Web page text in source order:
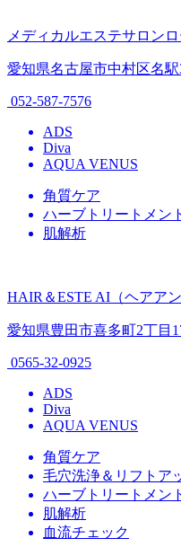
メディカルエステサロン
愛知県名古屋市中村区名
052-587-7576
ADS
Diva
AQUA VENUS
角質ケア
ハーブトリートメン
肌解析
HAIR＆ESTE AI（ヘアア
愛知県豊田市喜多町2丁目
0565-32-0925
ADS
Diva
AQUA VENUS
角質ケア
毛穴洗浄＆リフトア
ハーブトリートメン
肌解析
血流チェック